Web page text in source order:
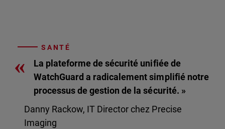
SANTÉ
«
La plateforme de sécurité unifiée de
WatchGuard a radicalement simplifié notre
processus de gestion de la sécurité. »
Danny Rackow, IT Director chez Precise
Imaging